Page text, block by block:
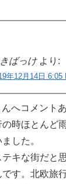
ばっけ より:
年12月14日 6:05
へコメント
時ほとんど
した。
キな街だと
す。北欧旅